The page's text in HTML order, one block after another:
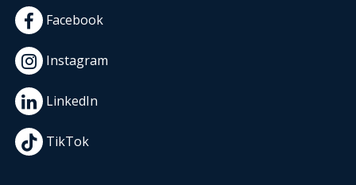
Facebook
Instagram
LinkedIn
TikTok